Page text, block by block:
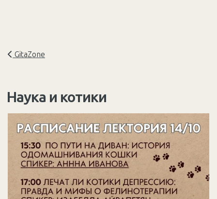
GitaZone
Наука и котики